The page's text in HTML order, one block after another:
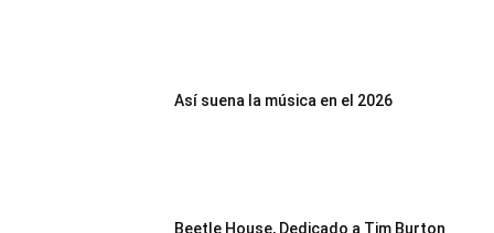
Así suena la música en el 2026
Beetle House, Dedicado a Tim Burton